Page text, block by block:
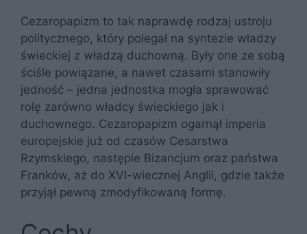
Cezaropapizm to tak naprawdę rodzaj ustroju
politycznego, który polegał na syntezie władzy
świeckiej z władzą duchowną. Były one ze sobą
ściśle powiązane, a nawet czasami stanowiły
jedność – jedna jednostka mogła sprawować
rolę zarówno władcy świeckiego jak i
duchownego. Cezaropapizm ogarnął imperia
europejskie już od czasów Cesarstwa
Rzymskiego, następie Bizancjum oraz państwa
Franków, aż do XVI-wiecznej Anglii, gdzie także
przyjął pewną zmodyfikowaną formę.